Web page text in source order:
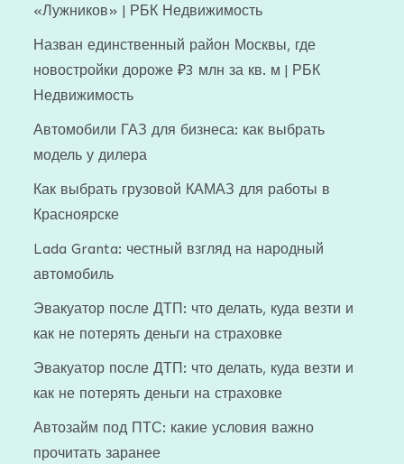
«Лужников» | РБК Недвижимость
Назван единственный район Москвы, где
новостройки дороже ₽3 млн за кв. м | РБК
Недвижимость
Автомобили ГАЗ для бизнеса: как выбрать
модель у дилера
Как выбрать грузовой КАМАЗ для работы в
Красноярске
Lada Granta: честный взгляд на народный
автомобиль
Эвакуатор после ДТП: что делать, куда везти и
как не потерять деньги на страховке
Эвакуатор после ДТП: что делать, куда везти и
как не потерять деньги на страховке
Автозайм под ПТС: какие условия важно
прочитать заранее